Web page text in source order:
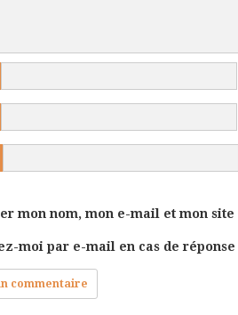
mon nom, mon e-mail et mon
moi par e-mail en cas de